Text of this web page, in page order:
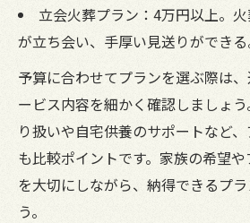
立会火葬プラン：4万円以上。
が立ち会い、手厚い見送りができる
予算に合わせてプランを選ぶ際は
ービス内容を細かく確認しましょ
り扱いや自宅供養のサポートなど
も比較ポイントです。家族の希望
を大切にしながら、納得できるプ
う。